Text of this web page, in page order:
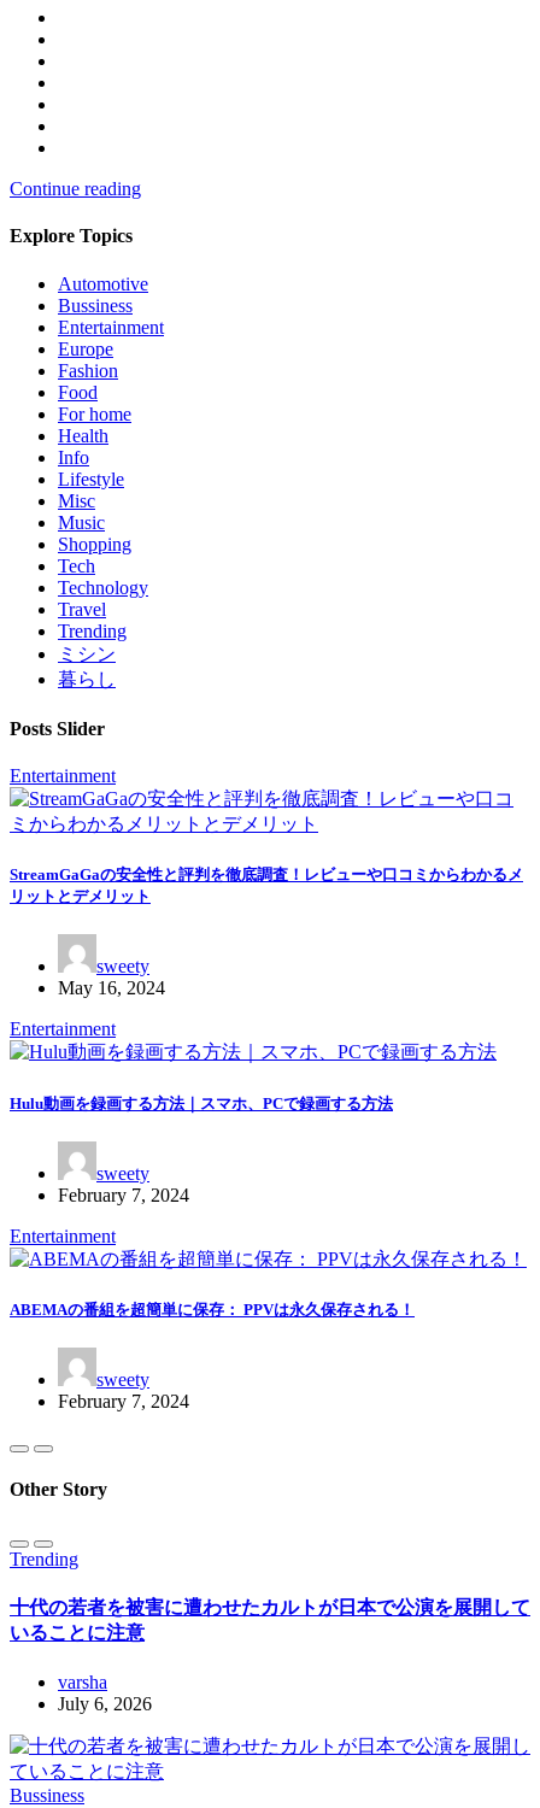
Continue reading
Explore Topics
Automotive
Bussiness
Entertainment
Europe
Fashion
Food
For home
Health
Info
Lifestyle
Misc
Music
Shopping
Tech
Technology
Travel
Trending
ミシン
暮らし
Posts Slider
Entertainment
StreamGaGaの安全性と評判を徹底調査！レビューや口コミからわかるメ
リットとデメリット
sweety
May 16, 2024
Entertainment
Hulu動画を録画する方法｜スマホ、PCで録画する方法
sweety
February 7, 2024
Entertainment
ABEMAの番組を超簡単に保存： PPVは永久保存される！
sweety
February 7, 2024
Other Story
Trending
十代の若者を被害に遭わせたカルトが日本で公演を展開して
いることに注意
varsha
July 6, 2026
Bussiness